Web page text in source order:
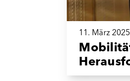
11. März 2025